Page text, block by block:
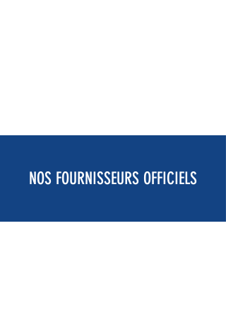
NOS FOURNISSEURS OFFICIELS